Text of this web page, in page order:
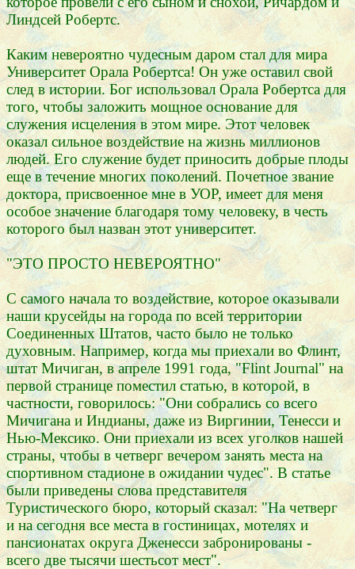
Линдсей Робертс.
Каким невероятно чудесным даром стал для мира
Университет Орала Робертса! Он уже оставил свой
след в истории. Бог использовал Орала Робертса для
того, чтобы заложить мощное основание для
служения исцеления в этом мире. Этот человек
оказал сильное воздействие на жизнь миллионов
людей. Его служение будет приносить добрые плоды
еще в течение многих поколений. Почетное звание
доктора, присвоенное мне в УОР, имеет для меня
особое значение благодаря тому человеку, в честь
которого был назван этот университет.
"ЭТО ПРОСТО НЕВЕРОЯТНО"
С самого начала то воздействие, которое оказывали
наши крусейды на города по всей территории
Соединенных Штатов, часто было не только
духовным. Например, когда мы приехали во Флинт,
штат Мичиган, в апреле 1991 года, "Flint Journal" на
первой странице поместил статью, в которой, в
частности, говорилось: "Они собрались со всего
Мичигана и Индианы, даже из Виргинии, Тенесси и
Нью-Мексико. Они приехали из всех уголков нашей
страны, чтобы в четверг вечером занять места на
спортивном стадионе в ожидании чудес". В статье
были приведены слова представителя
Туристического бюро, который сказал: "На четверг
и на сегодня все места в гостиницах, мотелях и
пансионатах округа Дженесси забронированы -
всего две тысячи шестьсот мест".